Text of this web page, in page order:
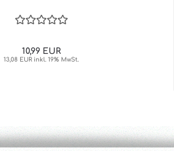
10,99 EUR
13,08 EUR inkl. 19% MwSt.